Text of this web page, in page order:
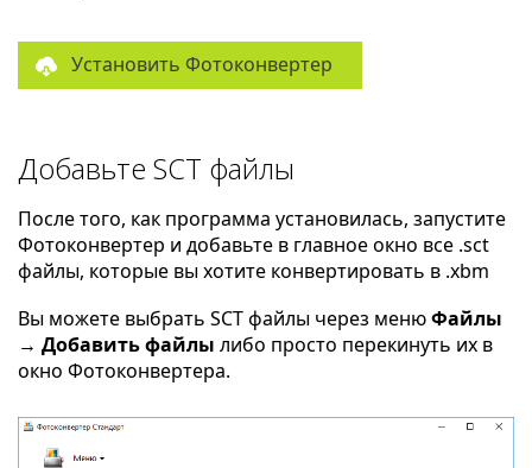
Установить Фотоконвертер
Добавьте SCT файлы
После того, как программа установилась, запустите
Фотоконвертер и добавьте в главное окно все .sct
файлы, которые вы хотите конвертировать в .xbm
Вы можете выбрать SCT файлы через менюФайлы
→ Добавить файлы либо просто перекинуть их в
окно Фотоконвертера.